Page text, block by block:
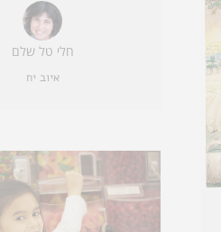
חלי טל שלם
איוב יח